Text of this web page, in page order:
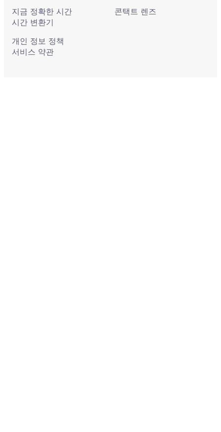
지금 정확한 시간
시간 변환기
콘택트 렌즈
개인 정보 정책
서비스 약관